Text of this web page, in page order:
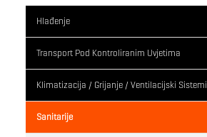
Hlađenje
Transport Pod Kontroliranim Uvjetima
Klimatizacija / Grijanje / Ventilacijski Sistemi
Sanitarije